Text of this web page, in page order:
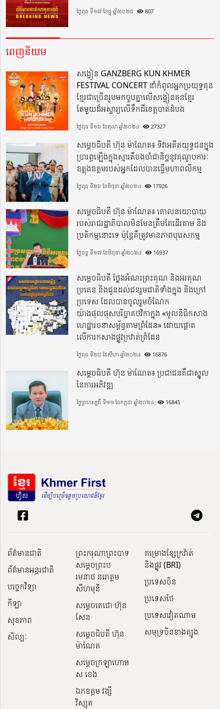
ថ្ងៃពុធ ទី១៧ ខែធ្នូ ឆ្នាំ២០២៥ 807
ពេញនិយម
សង្វៀន GANZBERG KUN KHMER
FESTIVAL CONCERT នាំកំពូលអ្នកប្រយុទ្ធគុន
ខ្មែរជាច្រើនរូបមកចួបគ្នាលើសង្វៀនគុនខ្មែរ
តែមួយដ៏អស្ចារ្យលើទឹកដីខេត្តបាត់ដំបង
ថ្ងៃពុធ ទី១៦ ខែតុលា ឆ្នាំ២០២៤ 27327
សម្តេចធិបតី ហ៊ុន ម៉ាណែត៖ ទិវាអតីតយុទ្ធជនក្នុង
ប្រារព្ធឡើងក្នុងស្មារតីចងចាំជានិច្ចនូវគុណូបការៈ
ឧត្តុងឧត្តមរបស់អ្នកដែលបានធ្វើមហាពលីកម្ម
ថ្ងៃពុធ ទី២៦ ខែមិថុនា ឆ្នាំ២០២៤ 17926
សម្តេចធិបតី ហ៊ុន ម៉ាណែត៖ គោលនយោបាយ
របស់រាជរដ្ឋាភិបាលមិនមែនត្រឹមតែដើរតាម និង
ប្រតិកម្មនោះទេ ប៉ុន្តែគឺត្រូវមានភាពបុរេសកម្ម
ថ្ងៃចន្ទ ទី១៧ ខែមិថុនា ឆ្នាំ២០២៤ 16937
សម្តេចធិបតី ថ្លែងអំណរព្រះគុណ និងអរគុណ
ប្រគេន និងជូនដល់ជនរួមជាតិទាំងក្នុង​ និងក្រៅ
ប្រទេស​ ដែលបានចូលរួមចំណែក
យ៉ាងផុលផុសបរិច្ចាគថវិកាក្នុង «មូលនិធិកសាង
ហេដ្ឋារចនាសម្ព័ន្ធតាមព្រំដែន» ដោយផ្ដោត
លើការកសាងផ្លូវក្រវាត់ព្រំដែន
ថ្ងៃពុធ ទី២៨ ខែសីហា ឆ្នាំ២០២៤ 16876
សម្តេចធិបតី ហ៊ុន ម៉ាណែត៖ ប្រជាជនគឺជាស្នូល
នៃការអភិវឌ្ឍ
ថ្ងៃព្រហស្បតិ៍ ទី១១ ខែកក្កដា ឆ្នាំ២០២៤ 16845
ព័ត៌មានជាតិ
ព័ត៌មានអន្តរជាតិ
បច្ចេកវិទ្យា
កីឡា
សុខភាព
សិល្បៈ
ព្រះករុណាព្រះបាទ
សម្តេចព្រះប
រមនាថ នរោត្តម
សីហមុនី
សម្តេចតេជោ ហ៊ុន
សែន
សម្ដេចធិបតី ហ៊ុន
ម៉ាណែត
សម្ដេចក្រឡាហោម
ស ខេង
ឯកឧត្តម វង្សី
វិស្សុត
គម្រោងខ្សែក្រវ៉ាត់
និងផ្លូវ (BRI)
ប្រទេសចិន
ប្រទេសថៃ
ប្រទេសវៀតណាម
សមុទ្រចិនខាងត្បូង